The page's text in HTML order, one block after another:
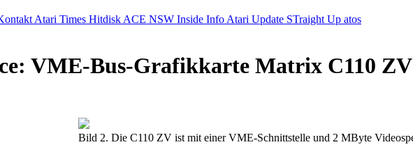
Atari Times Hitdisk ACE NSW Inside Info Atari Update STraight Up atos
VME-Bus-Grafikkarte Matrix C110
Bild 2. Die C110 ZV ist mit einer VME-Schnittstelle und 2 MByte